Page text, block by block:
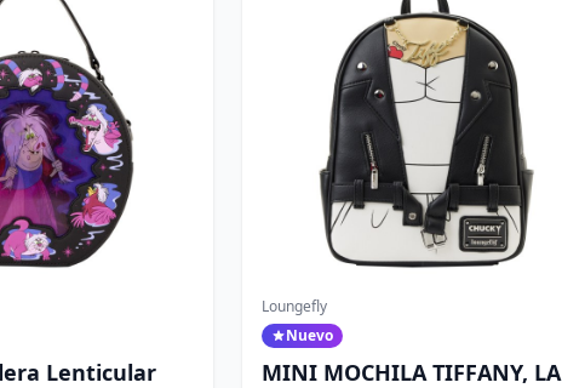
Lenticular
Loungefly
Nuevo
MINI MOCHILA TIFFANY, LA